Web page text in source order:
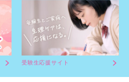
受験生応援サイト